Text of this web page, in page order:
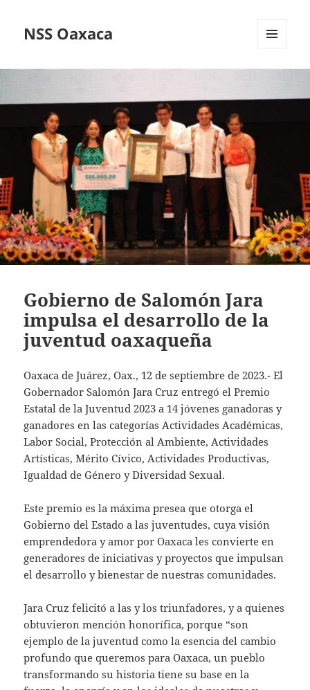
NSS Oaxaca
Gobierno de Salomón Jara
impulsa el desarrollo de la
juventud oaxaqueña
Oaxaca de Juárez, Oax., 12 de septiembre de 2023.- El
Gobernador Salomón Jara Cruz entregó el Premio
Estatal de la Juventud 2023 a 14 jóvenes ganadoras y
ganadores en las categorías Actividades Académicas,
Labor Social, Protección al Ambiente, Actividades
Artísticas, Mérito Cívico, Actividades Productivas,
Igualdad de Género y Diversidad Sexual.
Este premio es la máxima presea que otorga el
Gobierno del Estado a las juventudes, cuya visión
emprendedora y amor por Oaxaca les convierte en
generadores de iniciativas y proyectos que impulsan
el desarrollo y bienestar de nuestras comunidades.
Jara Cruz felicitó a las y los triunfadores, y a quienes
obtuvieron mención honorífica, porque “son
ejemplo de la juventud como la esencia del cambio
profundo que queremos para Oaxaca, un pueblo
transformando su historia tiene su base en la